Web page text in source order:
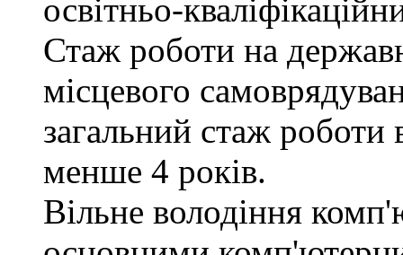
освітньо-
Стаж роботи на
місцевого
загальний стаж
менше 4 років.
Вільне володіння